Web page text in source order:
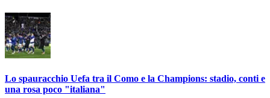
Lo spauracchio Uefa tra il Como e la Champions: stadio, conti e
una rosa poco "italiana"